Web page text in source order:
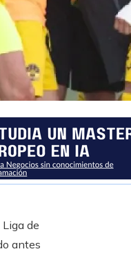
de
antes